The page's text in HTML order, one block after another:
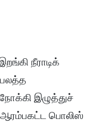
நீராடிக்
இழுத்துச்
ஆரம்பகட்ட பொலிஸ்